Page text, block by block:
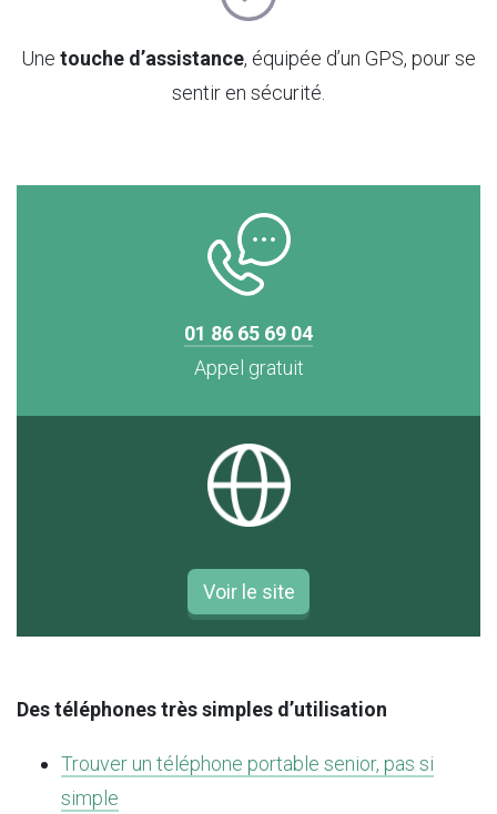
Une touche d’assistance, équipée d’un GPS, pour se
sentir en sécurité.
01 86 65 69 04
Appel gratuit
Voir le site
Des téléphones très simples d’utilisation
Trouver un téléphone portable senior, pas si
simple